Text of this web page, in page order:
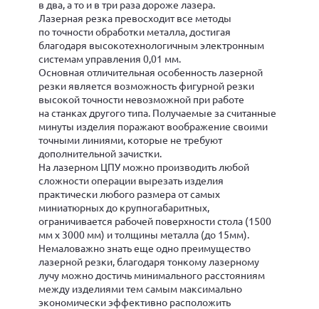
в два, а то и в три раза дороже лазера.
Лазерная резка превосходит все методы
по точности обработки металла, достигая
благодаря высокотехнологичным электронным
системам управления 0,01 мм.
Основная отличительная особенность лазерной
резки является возможность фигурной резки
высокой точности невозможной при работе
на станках другого типа. Получаемые за считанные
минуты изделия поражают воображение своими
точными линиями, которые не требуют
дополнительной зачистки.
На лазерном ЦПУ можно производить любой
сложности операции вырезать изделия
практически любого размера от самых
миниатюрных до крупногабаритных,
ограничивается рабочей поверхности стола (1500
мм х 3000 мм) и толщины металла (до 15мм).
Немаловажно знать еще одно преимущество
лазерной резки, благодаря тонкому лазерному
лучу можно достичь минимального расстояниям
между изделиями тем самым максимально
экономически эффективно расположить